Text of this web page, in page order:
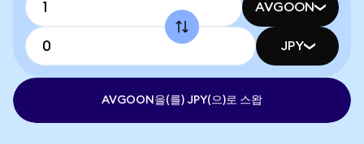
AVGOON
JPY
AVGOON을(를) JPY(으)로 스왑